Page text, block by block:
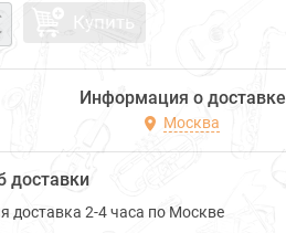
Купить
Информация о доставке
Москва
доставки
доставка 2-4 часа по Москве